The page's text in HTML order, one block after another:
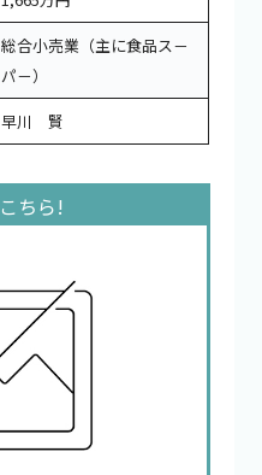
総合小売業（主に食品ス－
パ－）
早川 賢